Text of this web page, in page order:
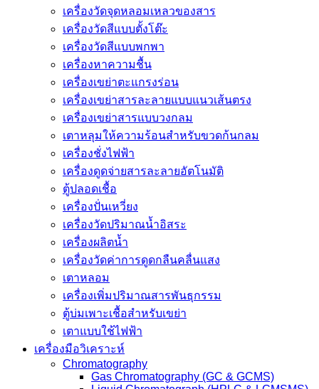
เครื่องวัดจุดหลอมเหลวของสาร
เครื่องวัดสีแบบตั้งโต๊ะ
เครื่องวัดสีแบบพกพา
เครื่องหาความชื้น
เครื่องเขย่าตะแกรงร่อน
เครื่องเขย่าสารละลายแบบแนวเส้นตรง
เครื่องเขย่าสารแบบวงกลม
เตาหลุมให้ความร้อนสำหรับขวดก้นกลม
เครื่องชั่งไฟฟ้า
เครื่องดูดจ่ายสารละลายอัตโนมัติ
ตู้ปลอดเชื้อ
เครื่องปั่นเหวี่ยง
เครื่องวัดปริมาณน้ำอิสระ
เครื่องผลิตน้ำ
เครื่องวัดค่าการดูดกลืนคลื่นแสง
เตาหลอม
เครื่องเพิ่มปริมาณสารพันธุกรรม
ตู้บ่มเพาะเชื้อสำหรับเขย่า
เตาแบบใช้ไฟฟ้า
เครื่องมือวิเคราะห์
Chromatography
Gas Chromatography (GC & GCMS)